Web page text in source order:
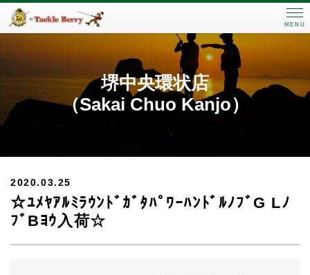
MENU
堺中央環状店
（Sakai Chuo Kanjo）
2020.03.25
☆ﾕﾒﾔｱﾙﾐﾗｳﾝﾄﾞｶﾞﾀﾊﾟﾜｰﾊﾝﾄﾞﾙﾉﾌﾞG Lﾉ
ﾌﾞBﾖｳ入荷☆